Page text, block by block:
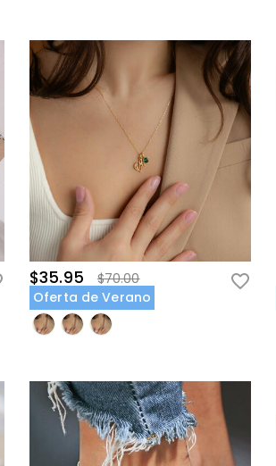
$35.95
$70.00
Oferta de Verano